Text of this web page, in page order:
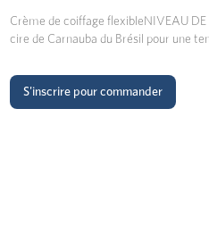
Crème de coiffage flexibleNIVEAU
cire de Carnauba du Brésil pour une
S'inscrire pour commander